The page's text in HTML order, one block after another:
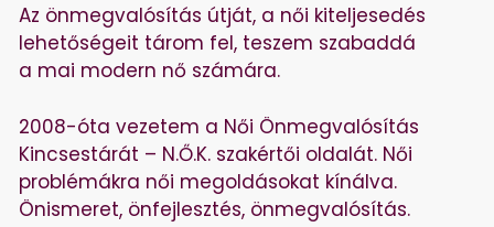
Az önmegvalósítás útját, a női kiteljesedés
lehetőségeit tárom fel, teszem szabaddá
a mai modern nő számára.
2008-óta vezetem a Női Önmegvalósítás
Kincsestárát – N.Ő.K. szakértői oldalát. Női
problémákra női megoldásokat kínálva.
Önismeret, önfejlesztés, önmegvalósítás.